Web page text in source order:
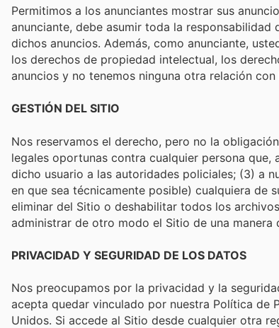
Permitimos a los anunciantes mostrar sus
anunciante, debe asumir toda la
dichos anuncios. Además, como anunciante,
los derechos de propiedad intelectual, los
anuncios y no tenemos ninguna otra relación con
GESTIÓN DEL SITIO
Nos reservamos el derecho, pero no la
legales oportunas contra cualquier persona
dicho usuario a las autoridades policiales; (3) a
en que sea técnicamente posible) cualquiera de
eliminar del Sitio o deshabilitar todos los
administrar de otro modo el Sitio de una
PRIVACIDAD Y SEGURIDAD DE LOS DATOS
Nos preocupamos por la privacidad y la
acepta quedar vinculado por nuestra Política de
Unidos. Si accede al Sitio desde cualquier otra